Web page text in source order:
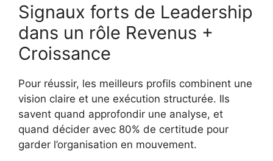
Signaux forts de Leadership
dans un rôle Revenus +
Croissance
Pour réussir, les meilleurs profils combinent une
vision claire et une exécution structurée. Ils
savent quand approfondir une analyse, et
quand décider avec 80% de certitude pour
garder l’organisation en mouvement.